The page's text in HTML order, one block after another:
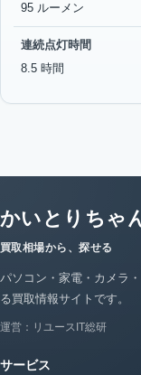
95 ルーメン
連続点灯時間
8.5 時間
かいとりちゃ
買取相場から、探せる
パソコン・家電・カメラ
る買取情報サイトです。
運営：リユースIT総研
サービス